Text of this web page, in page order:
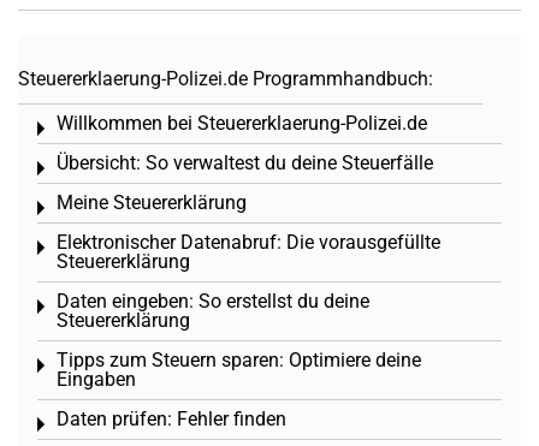
Steuererklaerung-Polizei.de Programmhandbuch:
Willkommen bei Steuererklaerung-Polizei.de
Toggle menu
Übersicht: So verwaltest du deine Steuerfälle
Toggle menu
Meine Steuererklärung
Toggle menu
Elektronischer Datenabruf: Die vorausgefüllte
Steuererklärung
Toggle menu
Daten eingeben: So erstellst du deine
Steuererklärung
Toggle menu
Tipps zum Steuern sparen: Optimiere deine
Eingaben
Toggle menu
Daten prüfen: Fehler finden
Toggle menu